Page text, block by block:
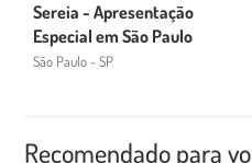
Sereia - Apresentação
Especial em São Paulo
São Paulo - SP
Recomendado para